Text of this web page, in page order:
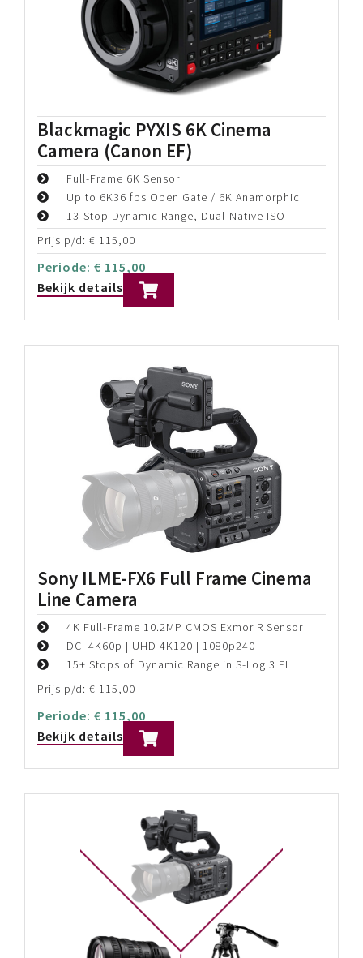
Sony ILME-FR7 – Combi Deal
Full-Frame PTZ camera met verwisselbare lens
Back-illuminated 35 mm full-frame CMOS-
Prijs p/d: € 275,00
Periode:€275,00
Bekijk details
Blackmagic PYXIS 6K Cinema
Camera (Canon EF)
Full-Frame 6K Sensor
Up to 6K36 fps Open Gate / 6K Anamorphic
13-Stop Dynamic Range, Dual-Native ISO
Prijs p/d: €115,00
Periode:€115,00
Bekijk details
Sony ILME-FX6 Full Frame Cinema
Line Camera